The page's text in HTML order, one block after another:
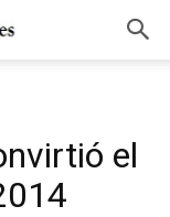
el